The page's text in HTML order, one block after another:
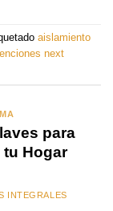
aislamiento
next
para
tu Hogar
INTEGRALES